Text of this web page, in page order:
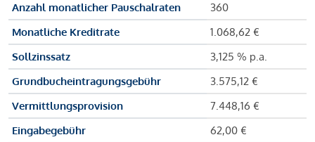
Anzahl monatlicher Pauschalraten
360
Monatliche Kreditrate
1.068,62 €
Sollzinssatz
3,125 % p.a.
Grundbucheintragungsgebühr
3.575,12 €
Vermittlungsprovision
7.448,16 €
Eingabegebühr
62,00 €